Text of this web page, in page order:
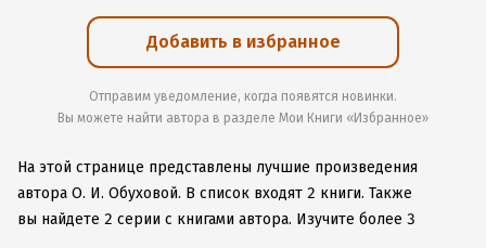
Добавить в избранное
Отправим уведомление, когда появятся новинки.
Вы можете найти автора в разделе Мои Книги «Избранное»
На этой странице представлены лучшие произведения
автора О. И. Обуховой. В список входят 2 книги. Также
вы найдете 2 серии с книгами автора. Изучите более 3